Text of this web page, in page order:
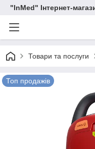
"InMed" Інтернет-
Товари та послуги
Топ продажів